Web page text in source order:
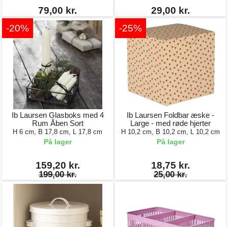
79,00 kr.
29,00 kr.
-20%
Ib Laursen Glasboks med 4
Rum Åben Sort
H 6 cm, B 17,8 cm, L 17,8 cm
På lager
159,20 kr.
199,00 kr.
-25%
Ib Laursen Foldbar æske -
Large - med røde hjerter
H 10,2 cm, B 10,2 cm, L 10,2 cm
På lager
18,75 kr.
25,00 kr.